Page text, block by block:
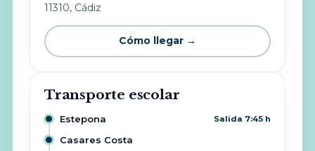
11310, Cádiz
Cómo llegar →
Transporte escolar
Estepona Salida 7:45 h
Casares Costa